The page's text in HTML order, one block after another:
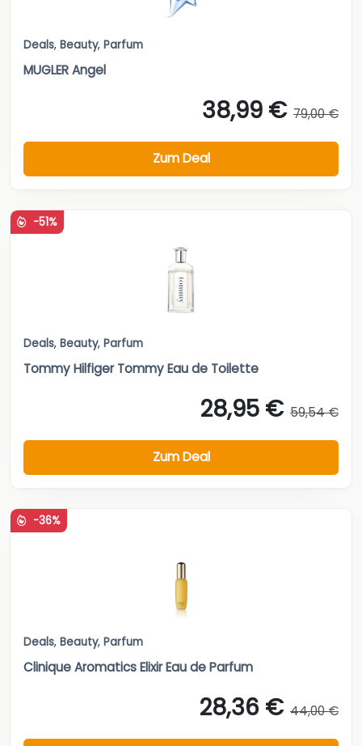
Deals, Beauty, Parfum
MUGLER Angel
38,99 € 79,00 €
Zum Deal
-51%
Deals, Beauty, Parfum
Tommy Hilfiger Tommy Eau de Toilette
28,95 € 59,54 €
Zum Deal
-36%
Deals, Beauty, Parfum
Clinique Aromatics Elixir Eau de Parfum
28,36 € 44,00 €